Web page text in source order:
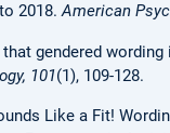
2018.American
that gendered
101(1), 109-128.
Like a Fit!